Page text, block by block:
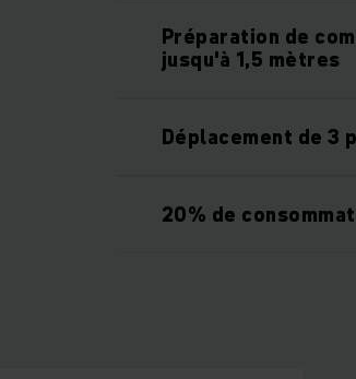
Préparation de
jusqu'à 1,5 mètres
Déplacement de 3
20% de